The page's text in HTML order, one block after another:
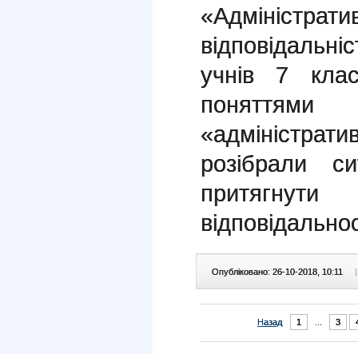
учнів 7
розібрали
Опубліковано: 26-10-2018, 10:11 |
Назад 1 3